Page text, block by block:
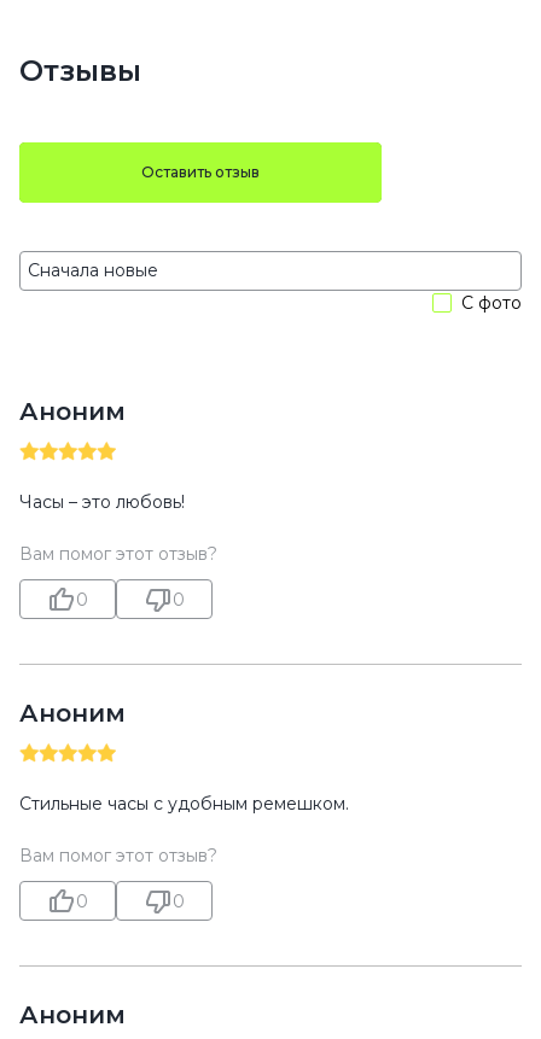
Отзывы
Оставить отзыв
С фото
Аноним
Часы – это любовь!
Вам помог этот отзыв?
0 0
Аноним
Стильные часы с удобным ремешком.
Вам помог этот отзыв?
0 0
Аноним